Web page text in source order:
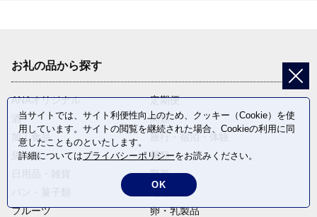
お礼の品から探す
ANAオリジナル
定期便
酒
肉類
加工食品
旅行・宿泊・体験
魚介類
麺類
野菜
電化製品
フルーツ
卵・乳製品
当サイトでは、サイト利便性向上のため、クッキー（Cookie）を使
用しています。サイトの閲覧を継続された場合、Cookieの利用に同
意したことものといたします。
詳細についてはプライバシーポリシーをお読みください。
OK